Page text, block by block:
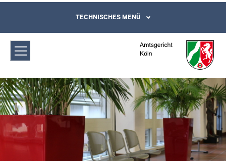
Amtsgericht Köln: Presseverteiler
Direkt zum Inhalt
Leichte Sprache, Gebärdensprachenvideo
und Kontaktformular
TECHNISCHES MENÜ